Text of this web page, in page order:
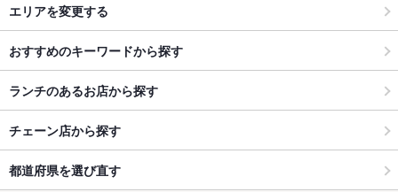
エリアを変更する
おすすめのキーワードから探す
ランチのあるお店から探す
チェーン店から探す
都道府県を選び直す